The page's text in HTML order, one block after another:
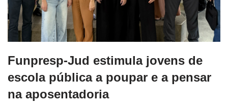
Funpresp-Jud estimula jovens de
escola pública a poupar e a pensar
na aposentadoria